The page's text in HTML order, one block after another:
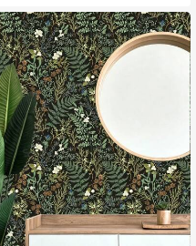
งบ้าน ตกแต่งวันหยุด ตกแต่งห้อง ตกแ
ต่งผนัง